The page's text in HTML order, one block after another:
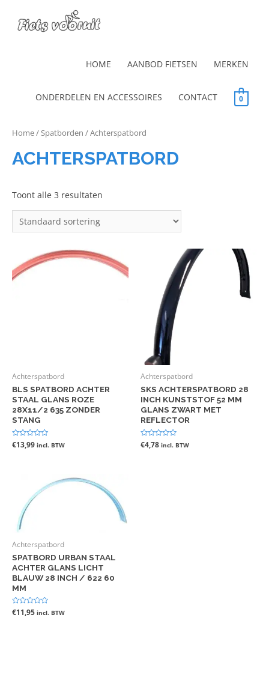
HOME AANBOD FIETSEN MERKEN
ONDERDELEN EN ACCESSOIRES CONTACT 0
Home/Spatborden / Achterspatbord
ACHTERSPATBORD
Toont alle 3 resultaten
Achterspatbord
BLS SPATBORD ACHTER
STAAL GLANS ROZE
28X11/2 635 ZONDER
STANG
Gewaardeerd
0
€13,99 incl. BTW
Achterspatbord
SKS ACHTERSPATBORD 28
INCH KUNSTSTOF 52 MM
GLANS ZWART MET
REFLECTOR
Gewaardeerd
0
€4,78 incl. BTW
Achterspatbord
SPATBORD URBAN STAAL
ACHTER GLANS LICHT
BLAUW 28 INCH / 622 60
MM
Gewaardeerd
0
€11,95 incl. BTW